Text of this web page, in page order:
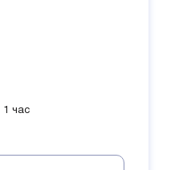
1 час